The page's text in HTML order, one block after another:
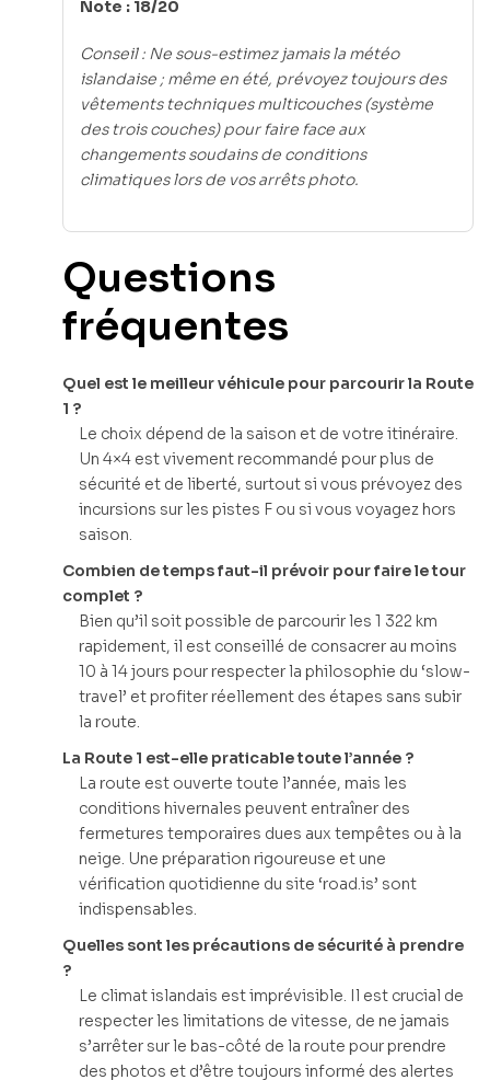
Note : 18/20
Conseil : Ne sous-estimez jamais la météo
islandaise ; même en été, prévoyez toujours des
vêtements techniques multicouches (système
des trois couches) pour faire face aux
changements soudains de conditions
climatiques lors de vos arrêts photo.
Questions
fréquentes
Quel est le meilleur véhicule pour parcourir la Route
1 ?
Le choix dépend de la saison et de votre itinéraire.
Un 4×4 est vivement recommandé pour plus de
sécurité et de liberté, surtout si vous prévoyez des
incursions sur les pistes F ou si vous voyagez hors
saison.
Combien de temps faut-il prévoir pour faire le tour
complet ?
Bien qu’il soit possible de parcourir les 1 322 km
rapidement, il est conseillé de consacrer au moins
10 à 14 jours pour respecter la philosophie du ‘slow-
travel’ et profiter réellement des étapes sans subir
la route.
La Route 1 est-elle praticable toute l’année ?
La route est ouverte toute l’année, mais les
conditions hivernales peuvent entraîner des
fermetures temporaires dues aux tempêtes ou à la
neige. Une préparation rigoureuse et une
vérification quotidienne du site ‘road.is’ sont
indispensables.
Quelles sont les précautions de sécurité à prendre
?
Le climat islandais est imprévisible. Il est crucial de
respecter les limitations de vitesse, de ne jamais
s’arrêter sur le bas-côté de la route pour prendre
des photos et d’être toujours informé des alertes